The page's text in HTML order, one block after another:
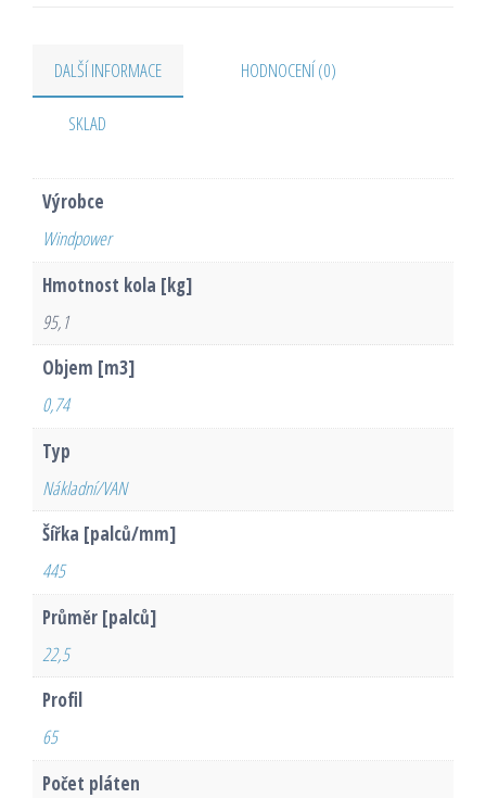
DALŠÍ INFORMACE HODNOCENÍ (0)
SKLAD
Výrobce
Windpower
Hmotnost kola [kg]
95,1
Objem [m3]
0,74
Typ
Nákladní/VAN
Šířka [palců/mm]
445
Průměr [palců]
22,5
Profil
65
Počet pláten